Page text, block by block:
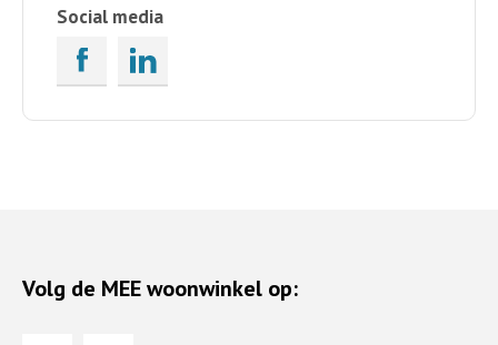
Social media
Volg de MEE woonwinkel op: